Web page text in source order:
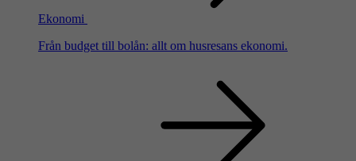
Ekonomi
Från budget till bolån: allt om husresans ekonomi.